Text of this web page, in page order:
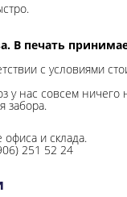
В печать
с условиями
у нас совсем ничего
забора.
и склада.
251 52 24